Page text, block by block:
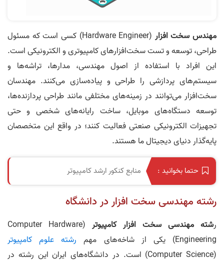
مهندس سخت افزار
(Hardware Engineer) کسی است که مسئول
طراحی، توسعه و تست سخت‌افزارهای کامپیوتری و الکترونیکی است.
این افراد با استفاده از اصول مهندسی، مدارها، تراشه‌ها و
سیستم‌های پردازشی را طراحی و پیاده‌سازی می‌کنند. مهندسان
سخت‌افزار می‌توانند در زمینه‌های مختلفی مانند طراحی پردازنده‌ها،
توسعه دستگاه‌های موبایل، ساخت رایانه‌های شخصی و حتی
تجهیزات الکترونیکی صنعتی فعالیت کنند؛ در واقع این متخصصان
پایه‌گذار دنیای دیجیتال ما هستند.
حتما بخوانید : منابع کنکور ارشد کامپیوتر
رشته مهندسی سخت افزار در دانشگاه
رشته مهندسی سخت افزار کامپیوتر
(Computer Hardware
Engineering) یکی از شاخه‌های مهم
رشته علوم کامپیوتر
(Computer Science) است. در دانشگاه‌های ایران این رشته در